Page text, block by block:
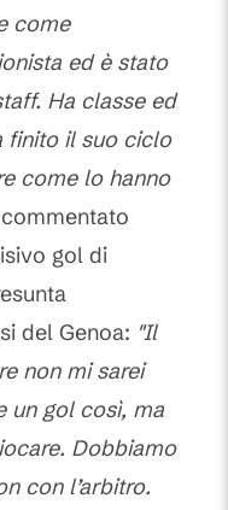
come
ed è stato
Ha classe ed
finito il suo ciclo
come lo hanno
gol di
del Genoa: "Il
non mi sarei
un gol così, ma
Dobbiamo
con l’arbitro.